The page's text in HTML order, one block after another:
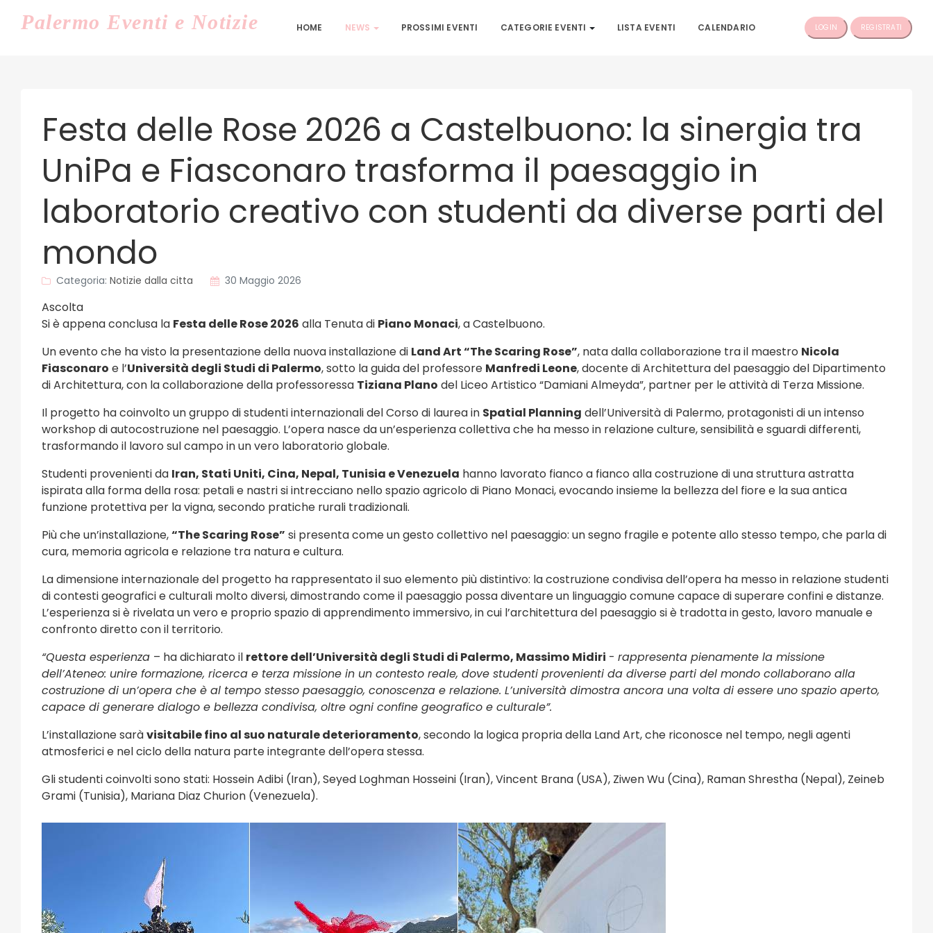
Palermo Eventi e Notizie HOME NEWS PROSSIMI EVENTI CATEGORIE EVENTI LISTA EVENTI CALENDARIO LOGIN REGISTRATI
Festa delle Rose 2026 a Castelbuono: la sinergia tra
UniPa e Fiasconaro trasforma il paesaggio in
laboratorio creativo con studenti da diverse parti del
mondo
Categoria: Notizie dalla citta 30 Maggio 2026
Ascolta
Si è appena conclusa la Festa delle Rose 2026 alla Tenuta di Piano Monaci, a Castelbuono.
Un evento che ha visto la presentazione della nuova installazione di Land Art “The Scaring Rose”, nata dalla collaborazione tra il maestro Nicola
Fiasconaro e l’Università degli Studi di Palermo, sotto la guida del professore Manfredi Leone, docente di Architettura del paesaggio del Dipartimento
di Architettura, con la collaborazione della professoressa Tiziana Plano del Liceo Artistico “Damiani Almeyda”, partner per le attività di Terza Missione.
Il progetto ha coinvolto un gruppo di studenti internazionali del Corso di laurea in Spatial Planning dell’Università di Palermo, protagonisti di un intenso
workshop di autocostruzione nel paesaggio. L’opera nasce da un’esperienza collettiva che ha messo in relazione culture, sensibilità e sguardi differenti,
trasformando il lavoro sul campo in un vero laboratorio globale.
Studenti provenienti da Iran, Stati Uniti, Cina, Nepal, Tunisia e Venezuela hanno lavorato fianco a fianco alla costruzione di una struttura astratta
ispirata alla forma della rosa: petali e nastri si intrecciano nello spazio agricolo di Piano Monaci, evocando insieme la bellezza del fiore e la sua antica
funzione protettiva per la vigna, secondo pratiche rurali tradizionali.
Più che un’installazione,“The Scaring Rose” si presenta come un gesto collettivo nel paesaggio: un segno fragile e potente allo stesso tempo, che parla di
cura, memoria agricola e relazione tra natura e cultura.
La dimensione internazionale del progetto ha rappresentato il suo elemento più distintivo: la costruzione condivisa dell’opera ha messo in relazione studenti
di contesti geografici e culturali molto diversi, dimostrando come il paesaggio possa diventare un linguaggio comune capace di superare confini e distanze.
L’esperienza si è rivelata un vero e proprio spazio di apprendimento immersivo, in cui l’architettura del paesaggio si è tradotta in gesto, lavoro manuale e
confronto diretto con il territorio.
“Questa esperienza – ha dichiarato il rettore dell’Università degli Studi di Palermo, Massimo Midiri - rappresenta pienamente la missione
dell’Ateneo: unire formazione, ricerca e terza missione in un contesto reale, dove studenti provenienti da diverse parti del mondo collaborano alla
costruzione di un’opera che è al tempo stesso paesaggio, conoscenza e relazione. L’università dimostra ancora una volta di essere uno spazio aperto,
capace di generare dialogo e bellezza condivisa, oltre ogni confine geografico e culturale”.
L’installazione saràvisitabile fino al suo naturale deterioramento, secondo la logica propria della Land Art, che riconosce nel tempo, negli agenti
atmosferici e nel ciclo della natura parte integrante dell’opera stessa.
Gli studenti coinvolti sono stati: Hossein Adibi (Iran), Seyed Loghman Hosseini (Iran), Vincent Brana (USA), Ziwen Wu (Cina), Raman Shrestha (Nepal), Zeineb
Grami (Tunisia), Mariana Diaz Churion (Venezuela).